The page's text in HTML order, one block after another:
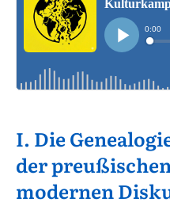
I. Die
der
modernen